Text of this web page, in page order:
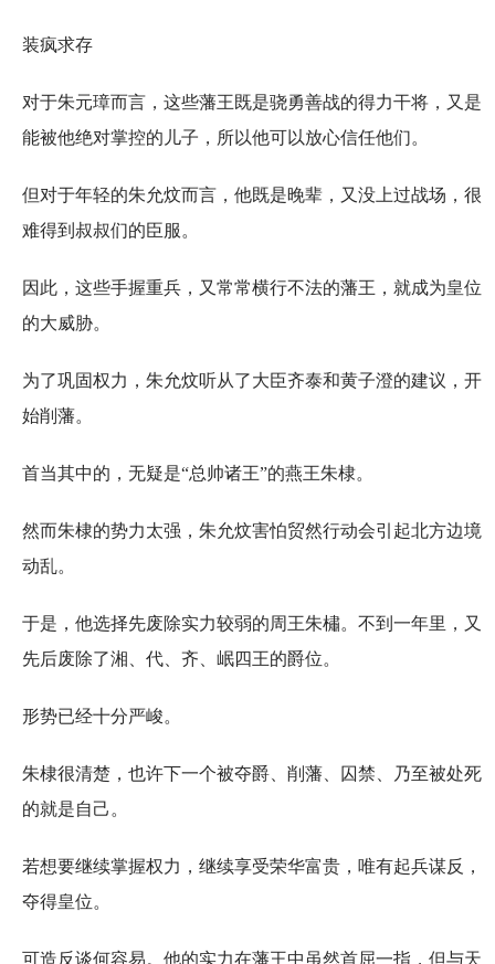
装疯求存
对于朱元璋而言，这些藩王既是骁勇善战的得力干将，又是
能被他绝对掌控的儿子，所以他可以放心信任他们。
但对于年轻的朱允炆而言，他既是晚辈，又没上过战场，很
难得到叔叔们的臣服。
因此，这些手握重兵，又常常横行不法的藩王，就成为皇位
的大威胁。
为了巩固权力，朱允炆听从了大臣齐泰和黄子澄的建议，开
始削藩。
首当其中的，无疑是“总帅诸王”的燕王朱棣。
然而朱棣的势力太强，朱允炆害怕贸然行动会引起北方边境
动乱。
于是，他选择先废除实力较弱的周王朱橚。不到一年里，又
先后废除了湘、代、齐、岷四王的爵位。
形势已经十分严峻。
朱棣很清楚，也许下一个被夺爵、削藩、囚禁、乃至被处死
的就是自己。
若想要继续掌握权力，继续享受荣华富贵，唯有起兵谋反，
夺得皇位。
可造反谈何容易。他的实力在藩王中虽然首屈一指，但与天